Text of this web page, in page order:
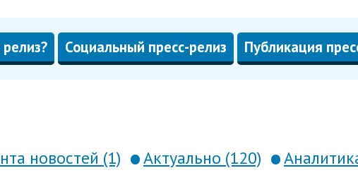
Социальный пресс-релиз Публикация
новостей (1) Актуально (120)